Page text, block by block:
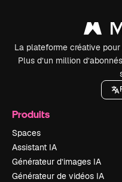
La plateforme créative
Plus d’un million
Produits
Spaces
Assistant IA
Générateur d’images IA
Générateur de vidéos IA